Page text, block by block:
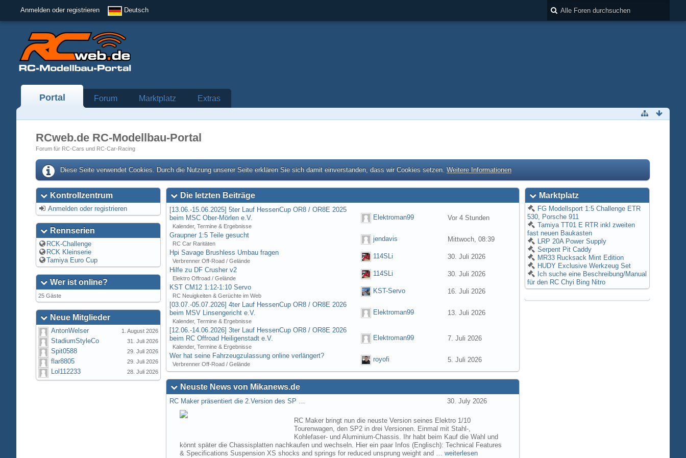
Anmelden oder registrieren Deutsch
Portal Forum Marktplatz Extras
RCweb.de RC-Modellbau-Portal
Forum für RC-Cars und RC-Car-Racing
Diese Seite verwendet Cookies. Durch die Nutzung unserer Seite erklären Sie sich damit einverstanden, dass wir Cookies setzen. Weitere Informationen
Kontrollzentrum
Anmelden oder registrieren
Rennserien
RCK-Challenge
RCK Kleinserie
Tamiya Euro Cup
Wer ist online?
25 Gäste
Neue Mitglieder
AntonWelser 1. August 2026
StadiumStyleCo 31. Juli 2026
Spit0588 29. Juli 2026
flar8805 29. Juli 2026
Lol112233 28. Juli 2026
Die letzten Beiträge
[13.06.-15.06.2025] 5ter Lauf HessenCup OR8 / OR8E 2025
beim MSC Ober-Mörlen e.V.
Kalender, Termine & Ergebnisse
Elektroman99 Vor 4 Stunden
Graupner 1:5 Teile gesucht
RC Car Raritäten
jendavis
Mittwoch, 08:39
Hpi Savage Brushless Umbau fragen
Verbrenner Off-Road / Gelände
114SLi
30. Juli 2026
Hilfe zu DF Crusher v2
Elektro Offroad / Gelände
114SLi
30. Juli 2026
KST CM12 1:12-1:10 Servo
RC Neuigkeiten & Gerüchte im Web
KST-Servo
16. Juli 2026
[03.07.-05.07.2026] 4ter Lauf HessenCup OR8 / OR8E 2026
beim MSV Linsengericht e.V.
Kalender, Termine & Ergebnisse
Elektroman99 13. Juli 2026
[12.06.-14.06.2026] 3ter Lauf HessenCup OR8 / OR8E 2026
beim RC Offroad Heiligenstadt e.V.
Kalender, Termine & Ergebnisse
Elektroman99 7. Juli 2026
Wer hat seine Fahrzeugzulassung online verlängert?
Verbrenner Off-Road / Gelände
royofi 5. Juli 2026
Neuste News von Mikanews.de
RC Maker präsentiert die 2.Version des SP … 30. July 2026
RC Maker bringt nun die neuste Version seines Elektro 1/10
Tourenwagen, den SP2 in drei Versionen. Einmal mit Stahl-,
Kohlefaser- und Aluminium-Chassis. Ihr habt beim Kauf die Wahl und
könnt später die Chassisplatten nachkaufen und wechseln. Hier ein paar Infos (Englisch): Technical Features
& Specifications Suspension XS shocks and springs for reduced unsprung weight and …weiterlesen
Marktplatz
FG Modellsport 1:5 Challenge ETR
530, Porsche 911
Tamiya TT01 E RTR inkl zweiten
fast neuen Baukasten
LRP 20A Power Supply
Serpent Pit Caddy
MR33 Rucksack Mint Edition
HUDY Exclusive Werkzeug Set
Ich suche eine Beschreibung/Manual
für den RC Chyi Bing Nitro